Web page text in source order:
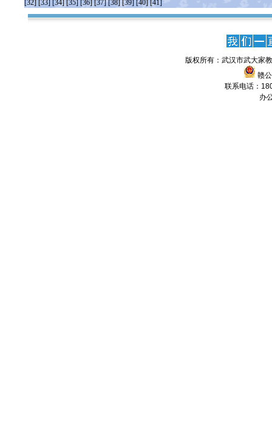
[32] [33] [34] [35] [36] [37] [38] [39] [40] [41]
版权所有：武汉市武大家
赣
联系电话：
办